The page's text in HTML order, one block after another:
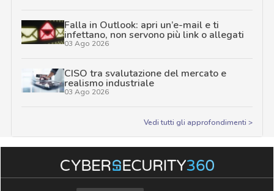
Falla in Outlook: apri un’e-mail e ti
infettano, non servono più link o allegati
03 Ago 2026
CISO tra svalutazione del mercato e
realismo industriale
03 Ago 2026
Vedi tutti gli approfondimenti >